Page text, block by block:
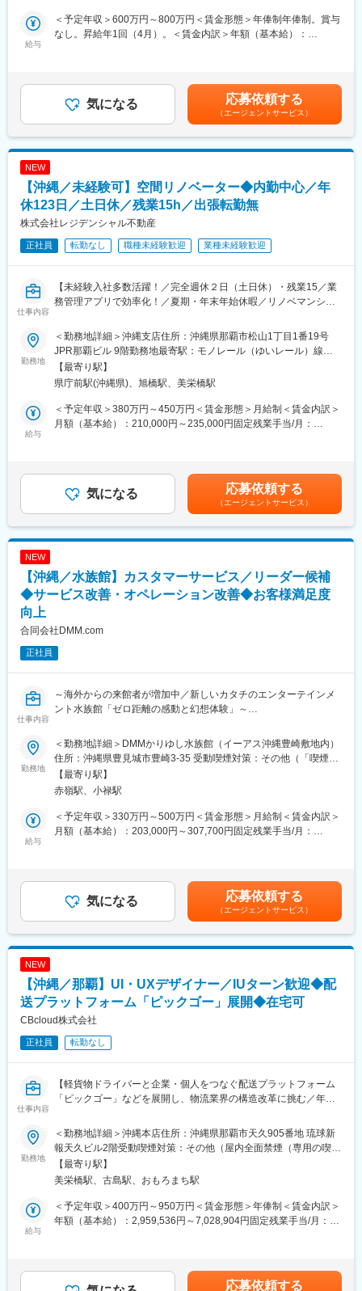
所長1名 60代 後任候補を探しています
変更の範囲：本文参照
充実、組織運営の効率化に貢献していただきます。
・従業員相談室の運営管理（相談対応、職場環境の改善提案な
ど）
・人事・労務関連の各種手続き、社内規定の整備と運用
・労務管理（勤怠、休暇、福利厚生制度の運用、課題抽出と改善
施策の立案・実行）
情報共有など）
・組織活性化のための社内イベントや制度改革の推進
・その他、リゾート施設運営に関わる総務関連業務全般
■扱うサービス
・従業員向け社宅・寮制度、福利厚生全般
の管理
チームの取りまとめと指導を担当します。
■業務の魅力
・宮古島というリゾート地で、業務とプライベートの両立が図れ
・経営層や現場従業員と直接関わり、組織全体の成長に寄与でき
る影響力の大きいポジション
・OJT中心で、リゾート運営に特化した実務知識やノウハウを段
階的に習得できます。
■就業環境
■想定されるキャリアパス
・総務部長としての実績を積み、将来的には更なる経営管理部門
■企業の特徴/魅力
・当社はユニマットグループの一員として、リゾート事業を展開
す。
給与
＜予定年収＞600万円～800万円＜賃金形態＞年俸制年俸制。賞与
なし。昇給年1回（4月）。＜賃金内訳＞年額（基本給）：
の金額であり、選考を通じて上下する可能性があります。月給(月
額)は固定手当を含めた表記です。
気になる 応募依頼する
（エージェントサービス）
NEW
【沖縄／未経験可】空間リノベーター◆内勤中心／年
休123日／土日休／残業15h／出張転勤無
株式会社レジデンシャル不動産
正社員 転勤なし 職種未経験歓迎 業種未経験歓迎
仕事内容
【未経験入社多数活躍！／完全週休２日（土日休）・残業15／業
務管理アプリで効率化！／夏期・年末年始休暇／リノベマンショ
＜こんな方必見！＞
☆仕事とプライベートのメリハリをつけたい！
☆若手が活躍して活気ある会社がいい！
☆フォロー体制の手厚い会社で働きたい！
■業務内容
月の担当案件は4~5件ほどで、残業時間は月平均15h程度と、安定
した働き方を実現することができます。
■ポジションの魅力
合せも積極的に取り入れることで、現場へ足を運ぶことがほぼな
く（内勤：外勤＝9：1程度）、効率的に業務を進めることが可能
飲食店や車の販売、官公庁といった様々なバックグラウンドの社
員が在籍しております。
■ワークライフバランス◎
★残業月15h程度、年休123日、完全週休2日（土日休）
ご家族やご友人たちとのプライベートの充実も図ることが可能で
す！
★休暇制度
GW・夏季・年末年始休暇、ウェルカム休暇（入社直後に5日間付
与される有給制度）など
1：1で先輩社員がつき、2名体制で1現場を担当いただくため、
徐々に現場に慣れていだけます。※2～3か月で1人立ち可能！
創業14年にして売上高600億円を突破！リノベマンション年間販
売戸数は、2022年から2026年の5年連続全国NO.1！また、部活動
や社内イベントなども活発に開催しております！
変更の範囲：会社の定める業務
勤務地
＜勤務地詳細＞沖縄支店住所：沖縄県那覇市松山1丁目1番19号
JPR那覇ビル 9階勤務地最寄駅：モノレール（ゆいレール）線／
県庁前駅受動喫煙対策：屋内全面禁煙変更の範囲：会社の定める
事業所
【最寄り駅】
県庁前駅(沖縄県)、旭橋駅、美栄橋駅
給与
＜予定年収＞380万円～450万円＜賃金形態＞月給制＜賃金内訳＞
月額（基本給）：210,000円～235,000円固定残業手当/月：
験・能力・前職を考慮の上決定します。※資格手当あり（1、2級
施工管理技士 20,000円／月）■賞与:年2回(6月／12月)※業績連動
賃金はあくまでも目安の金額であり、選考を通じて上下する可能
性があります。月給(月額)は固定手当を含めた表記です。
気になる 応募依頼する
（エージェントサービス）
NEW
【沖縄／水族館】カスタマーサービス／リーダー候補
◆サービス改善・オペレーション改善◆お客様満足度
向上
合同会社DMM.com
正社員
仕事内容
～海外からの来館者が増加中／新しいカタチのエンターテインメ
ント水族館「ゼロ距離の感動と幻想体験」～
■業務内容：
お客様に快適な時間を過ごしていただくため、館内での接客・案
内業務を中心に担当していただきます。
経験を活かしながら、お客様満足度向上に向けたサービス改善
や、現場でのオペレーション改善にも携わっていただきます。
まずは現場業務を経験していただき、適性やご活躍に応じて、将
来的にはリーダーとしてチーム運営やメンバー育成もお任せした
・チケットブース業務（チケット販売）
・館内誘導業務：生体展示エリアでのお客様の誘導・ご案内
※将来的には、リーダーポジションも目指せます
■募集背景：
て、接客サービスの品質向上を推進しています。
お客様へのサービス提供だけでなく、業務改善や後輩スタッフへ
のフォローなどにも主体的に取り組んでいただくことを期待して
■魅力：
・接客経験を活かし、サービス品質向上に主体的に携われる
・お客様満足度向上のための改善提案を実現できる
・将来的なリーダー・マネジメントへのキャリアパスあり
・沖縄を代表する観光施設で、多様なお客様と接することができ
・社員19名、アルバイト15名
勤務地
＜勤務地詳細＞DMMかりゆし水族館（イーアス沖縄豊崎敷地内）
住所：沖縄県豊見城市豊崎3-35 受動喫煙対策：その他（「喫煙専
用室」「加熱式たばこ専用喫煙室」双方設置）変更の範囲：会社
の定める事業所
【最寄り駅】
赤嶺駅、小禄駅
給与
＜予定年収＞330万円～500万円＜賃金形態＞月給制＜賃金内訳＞
月額（基本給）：203,000円～307,700円固定残業手当/月：
スキル、経験を考慮した上で給与を決定します。賃金はあくまで
も目安の金額であり、選考を通じて上下する可能性があります。
月給(月額)は固定手当を含めた表記です。
気になる 応募依頼する
（エージェントサービス）
NEW
【沖縄／那覇】UI・UXデザイナー／IUターン歓迎◆配
送プラットフォーム「ピックゴー」展開◆在宅可
CBcloud株式会社
正社員 転勤なし
仕事内容
【軽貨物ドライバーと企業・個人をつなぐ配送プラットフォーム
「ピックゴー」などを展開し、物流業界の構造改革に挑む／年休
【募集背景】
現在沖縄オフィスに所属しているエンジニアは10名で、ドライバ
ーと直接コンタクトをとっているカスタマーサポート部門に近い
環境で開発している事と、業務以外にも様々な活動を行っており
ます。
東京所属や業務委託のエンジニアも含めると約40名程度の組織で
す。
勤務地
＜勤務地詳細＞沖縄本店住所：沖縄県那覇市天久905番地 琉球新
報天久ビル2階受動喫煙対策：その他（屋内全面禁煙（専用の喫煙
ブースあり））
【最寄り駅】
美栄橋駅、古島駅、おもろまち駅
給与
＜予定年収＞400万円～950万円＜賃金形態＞年俸制＜賃金内訳＞
年額（基本給）：2,959,536円～7,028,904円固定残業手当/月：
給与補足＞※能力・経験等を考慮し、当社規定により決定いたしま
応募依頼する